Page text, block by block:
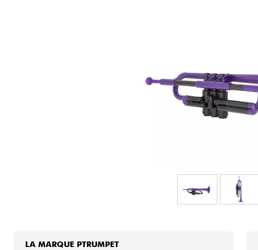
LA MARQUE PTRUMPET